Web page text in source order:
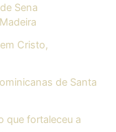
Sena
Cristo,
de Santa
que fortaleceu a